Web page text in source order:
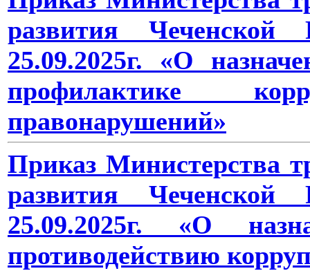
развития
25.09.2025г. «О
профилактике
правонарушений»
Приказ Министерства
развития
25.09.2025г. «О
противодействию